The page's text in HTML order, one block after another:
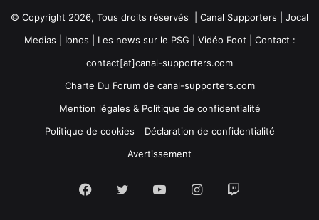
© Copyright 2026, Tous droits réservés | Canal Supporters | Jocal
Medias | Ionos | Les news sur le PSG Vidéo Foot | Contact :
contact[at]canal-supporters.com
Charte Du Forum de canal-supporters.com
Mention légales & Politique de confidentialité
Politique de cookies
Déclaration de confidentialité
Avertissement
FacebookTwitterYouTubeInstagram